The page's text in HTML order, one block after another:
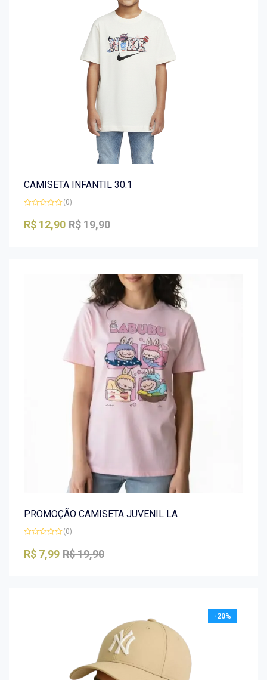
CAMISETA INFANTIL 30.1
0
de
(0)
R$19,90
R$ 12,90
PROMOÇÃO CAMISETA JUVENIL LA
0
de
(0)
R$19,90
R$ 7,99
-20%